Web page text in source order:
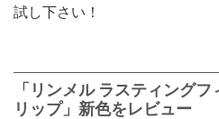
試し下さい！
「リンメル ラスティング
リップ」新色をレビュー